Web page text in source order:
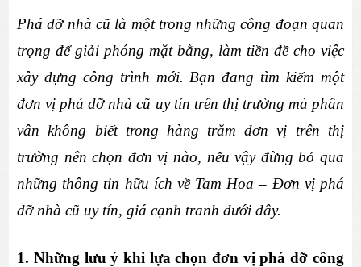
Phá dỡ nhà cũ là một trong những công đoạn quan
trọng để giải phóng mặt bằng, làm tiền đề cho việc
xây dựng công trình mới. Bạn đang tìm kiếm một
đơn vị phá dỡ nhà cũ uy tín trên thị trường mà phân
vân không biết trong hàng trăm đơn vị trên thị
trường nên chọn đơn vị nào, nếu vậy đừng bỏ qua
những thông tin hữu ích về Tam Hoa – Đơn vị phá
dỡ nhà cũ uy tín, giá cạnh tranh dưới đây.
1. Những lưu ý khi lựa chọn đơn vị phá dỡ công